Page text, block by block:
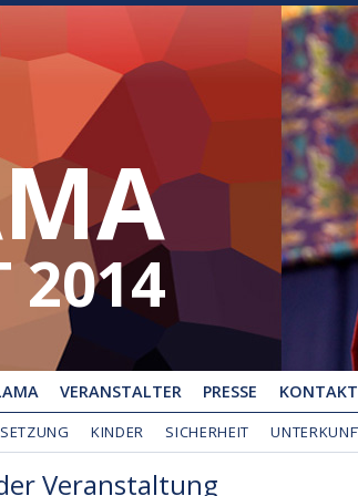
2014
KINDER SICHERHEIT
VERANSTALTER PRESSE KONTAKT
Veranstaltung